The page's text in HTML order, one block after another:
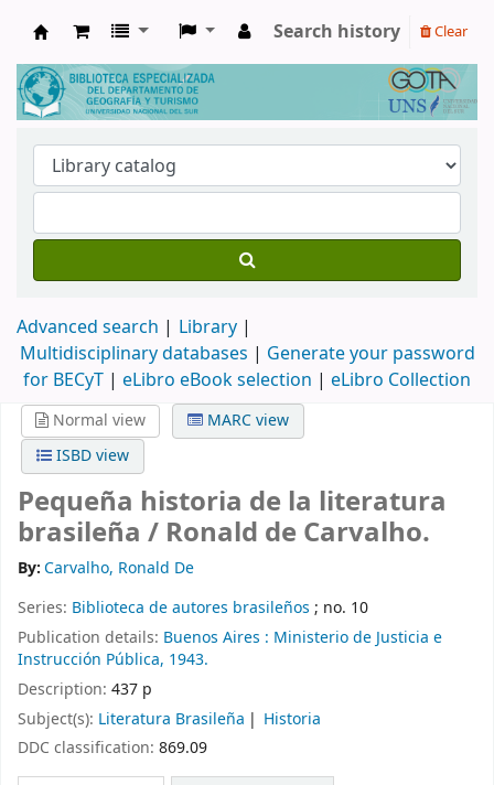
Biblioteca de Geografía y Turismo
Search history Clear
Advanced search
Library
Multidisciplinary databases | Generate your password
for BECyT | eLibro eBook selection | eLibro Collection
Normal view
MARC view
ISBD view
Pequeña historia de la literatura
brasileña / Ronald de Carvalho.
By:Carvalho, Ronald De
Series: Biblioteca de autores brasileños ; no. 10
Publication details: Buenos Aires : Ministerio de Justicia e
Instrucción Pública, 1943.
Description: 437 p
Subject(s): Literatura Brasileña
Historia
DDC classification: 869.09